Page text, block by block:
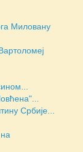
Миловану
Србије...